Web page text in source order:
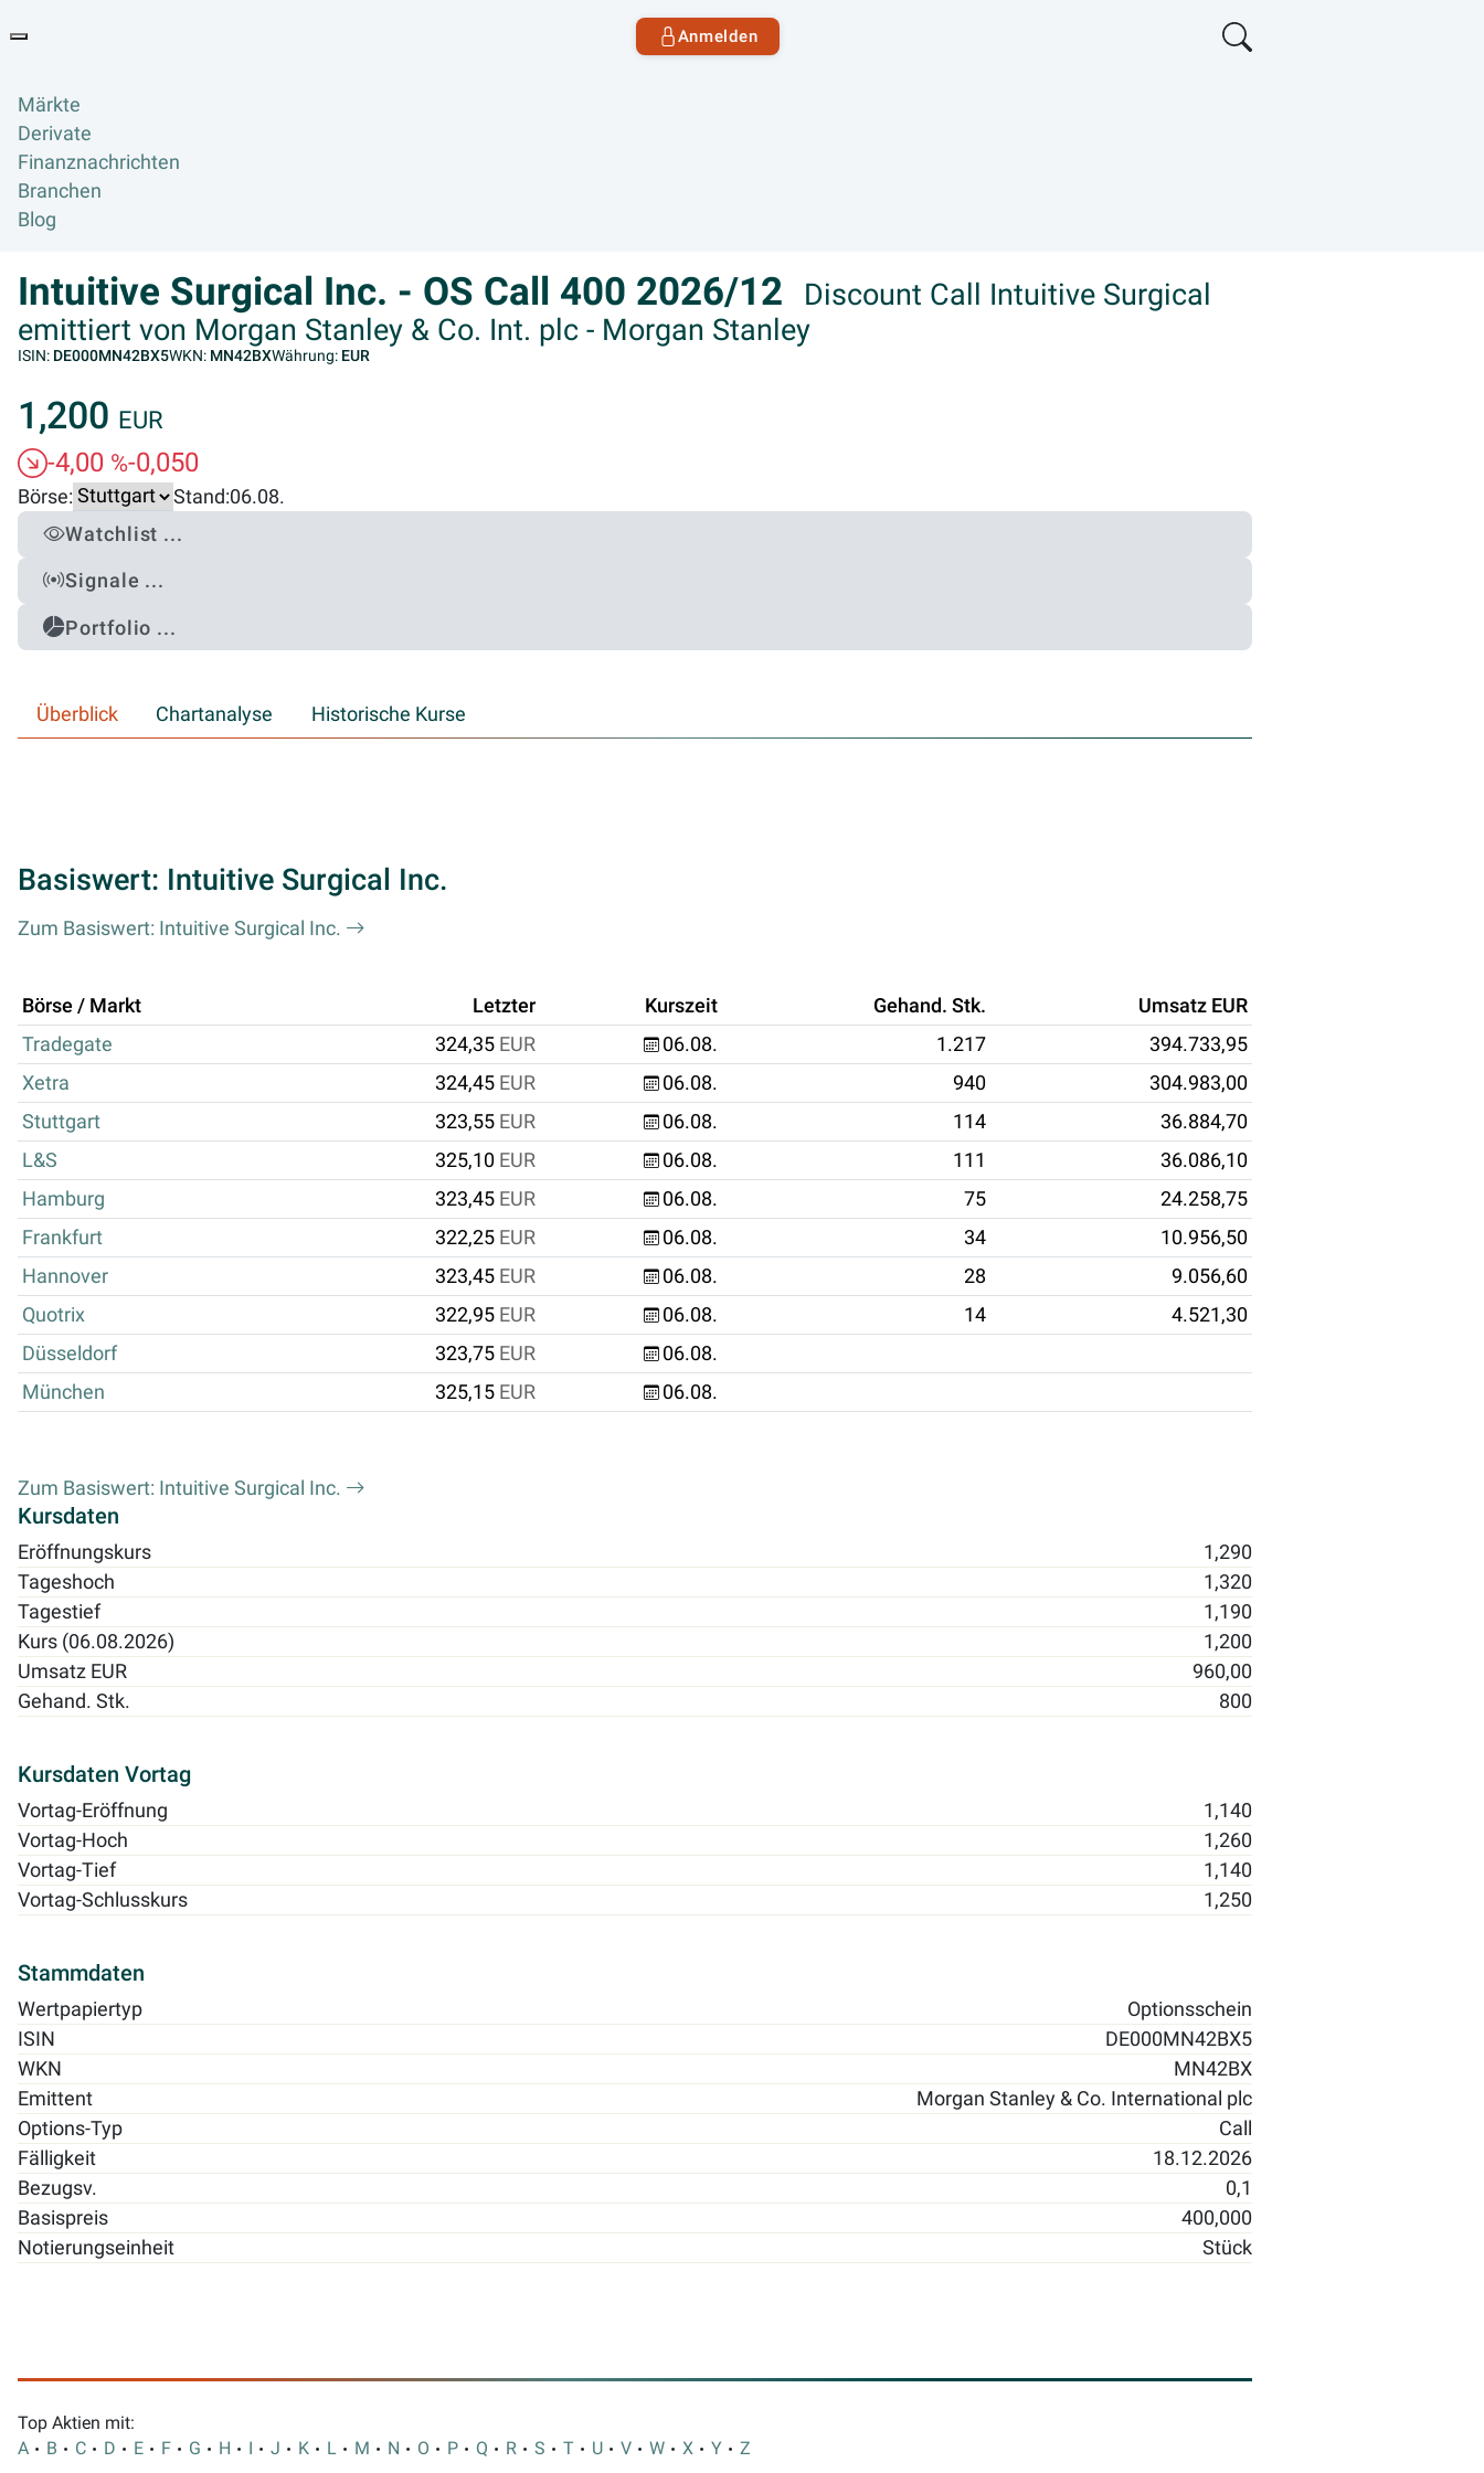
Anmelden
Märkte
Derivate
Finanznachrichten
Branchen
Blog
Intuitive Surgical Inc. - OS Call 400 2026/12
Discount Call Intuitive Surgical
emittiert von Morgan Stanley & Co. Int. plc - Morgan Stanley
ISIN: DE000MN42BX5WKN: MN42BXWährung: EUR
1,200 EUR
-4,00 %-0,050
Börse: Stand:06.08.
Watchlist ...
Signale ...
Portfolio ...
Überblick Chartanalyse Historische Kurse
Basiswert: Intuitive Surgical Inc.
Zum Basiswert: Intuitive Surgical Inc.
Börse / Markt Letzter Kurszeit Gehand. Stk.
Umsatz EUR
Tradegate
324,35 EUR 06.08. 1.217
394.733,95
Xetra
324,45 EUR 06.08. 940
304.983,00
Stuttgart
323,55 EUR 06.08. 114
36.884,70
L&S
325,10 EUR 06.08. 111
36.086,10
Hamburg
323,45 EUR 06.08. 75
24.258,75
Frankfurt
322,25 EUR 06.08. 34
10.956,50
Hannover
323,45 EUR 06.08. 28
9.056,60
Quotrix
322,95 EUR 06.08. 14
4.521,30
Düsseldorf
323,75 EUR
06.08.
München
325,15 EUR 06.08.
Zum Basiswert: Intuitive Surgical Inc.
Kursdaten
Eröffnungskurs
1,290
Tageshoch
1,320
Tagestief
1,190
Kurs (06.08.2026)
1,200
Umsatz EUR
960,00
Gehand. Stk.
800
Kursdaten Vortag
Vortag-Eröffnung
1,140
Vortag-Hoch
1,260
Vortag-Tief
1,140
Vortag-Schlusskurs
1,250
Stammdaten
Wertpapiertyp
Optionsschein
ISIN
DE000MN42BX5
WKN
MN42BX
Emittent
Morgan Stanley & Co. International plc
Options-Typ
Call
Fälligkeit
18.12.2026
Bezugsv.
0,1
Basispreis
400,000
Notierungseinheit
Stück
Top Aktien mit:
A
B C D E F G H I J K L M N O P Q R S T U V W X Y Z